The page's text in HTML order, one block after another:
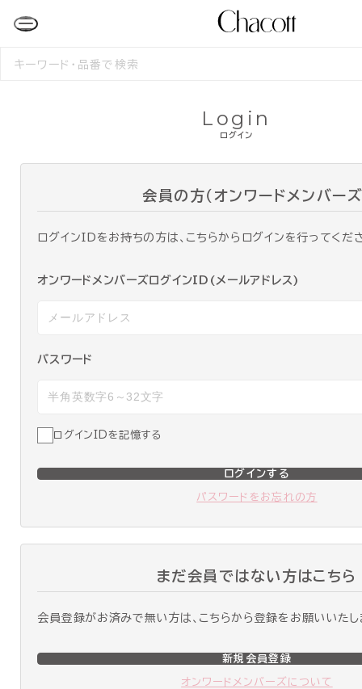
検
ログイン
Login
会員の方（オンワードメンバーズ
ログインIDをお持ちの方は、こちらからログインを行ってくだ
オンワードメンバーズログインID(メールアドレス)
パスワード
ログインIDを記憶する
ログインする
パスワードをお忘れの方
まだ会員ではない方はこちら
会員登録がお済みで無い方は、こちらから登録をお願いいたし
新規会員登録
オンワードメンバーズについて